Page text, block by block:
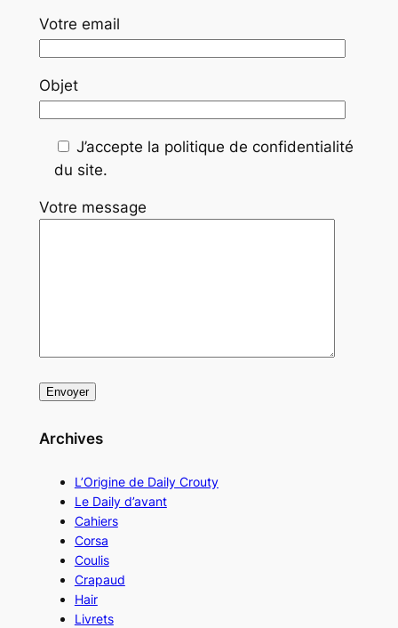
Votre email
Objet
J’accepte la politique de confidentialité
du site.
Votre message
Archives
L’Origine de Daily Crouty
Le Daily d’avant
Cahiers
Corsa
Coulis
Crapaud
Hair
Livrets